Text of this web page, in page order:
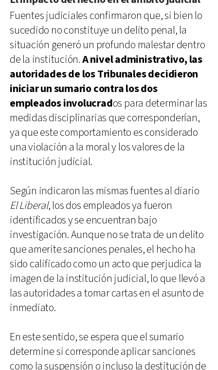
Fuentes judiciales confirmaron que, si bien lo
sucedido no constituye un delito penal, la
situación generó un profundo malestar dentro
de la institución.A nivel administrativo, las
autoridades de los Tribunales decidieron
iniciar un sumario contra los dos
empleados involucrados para determinar las
medidas disciplinarias que corresponderían,
ya que este comportamiento es considerado
una violación a la moral y los valores de la
institución judicial.
Según indicaron las mismas fuentes al diario
El Liberal, los dos empleados ya fueron
identificados y se encuentran bajo
investigación. Aunque no se trata de un delito
que amerite sanciones penales, el hecho ha
sido calificado como un acto que perjudica la
imagen de la institución judicial, lo que llevó a
las autoridades a tomar cartas en el asunto de
inmediato.
En este sentido, se espera que el sumario
determine si corresponde aplicar sanciones
como la suspensión o incluso la destitución de